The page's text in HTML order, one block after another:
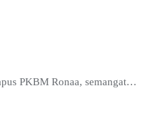
PKBM Ronaa, semangat…